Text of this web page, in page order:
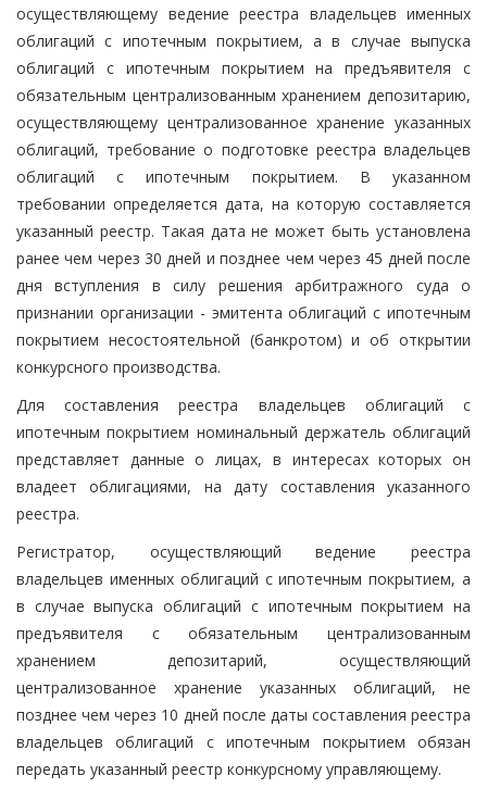
осуществляющему ведение реестра владельцев именных
облигаций с ипотечным покрытием, а в случае выпуска
облигаций с ипотечным покрытием на предъявителя с
обязательным централизованным хранением депозитарию,
осуществляющему централизованное хранение указанных
облигаций, требование о подготовке реестра владельцев
облигаций с ипотечным покрытием. В указанном
требовании определяется дата, на которую составляется
указанный реестр. Такая дата не может быть установлена
ранее чем через 30 дней и позднее чем через 45 дней после
дня вступления в силу решения арбитражного суда о
признании организации - эмитента облигаций с ипотечным
покрытием несостоятельной (банкротом) и об открытии
конкурсного производства.
Для составления реестра владельцев облигаций с
ипотечным покрытием номинальный держатель облигаций
представляет данные о лицах, в интересах которых он
владеет облигациями, на дату составления указанного
реестра.
Регистратор, осуществляющий ведение реестра
владельцев именных облигаций с ипотечным покрытием, а
в случае выпуска облигаций с ипотечным покрытием на
предъявителя с обязательным централизованным
хранением депозитарий, осуществляющий
централизованное хранение указанных облигаций, не
позднее чем через 10 дней после даты составления реестра
владельцев облигаций с ипотечным покрытием обязан
передать указанный реестр конкурсному управляющему.